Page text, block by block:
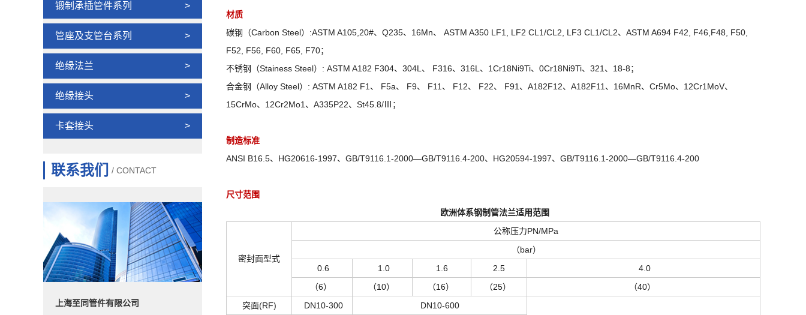
>
锻制承插管件系列
>
管座及支管台系列
>
绝缘法兰
>
绝缘接头
>
卡套接头
联系我们 / CONTACT
上海至同管件有限公司
材质
碳钢（Carbon Steel）:ASTM A105,20#、Q235、16Mn、 ASTM A350 LF1, LF2 CL1/CL2, LF3 CL1/CL2、ASTM A694 F42, F46,F48, F50,
F52, F56, F60, F65, F70；
不锈钢（Stainess Steel）: ASTM A182 F304、304L、 F316、316L、1Cr18Ni9Ti、0Cr18Ni9Ti、321、18-8；
合金钢（Alloy Steel）: ASTM A182 F1、 F5a、 F9、 F11、 F12、 F22、 F91、A182F12、A182F11、16MnR、Cr5Mo、12Cr1MoV、
15CrMo、12Cr2Mo1、A335P22、St45.8/Ⅲ；
制造标准
ANSI B16.5、HG20616-1997、GB/T9116.1-2000—GB/T9116.4-200、HG20594-1997、GB/T9116.1-2000—GB/T9116.4-200
尺寸范围
欧洲体系钢制管法兰适用范围
密封面型式
公称压力PN/MPa
（bar）
0.6
1.0 1.6 2.5
4.0
（6） （10） （16） （25） （40）
突面(RF)
DN10-300
DN10-600